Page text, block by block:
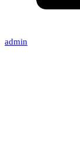
admin